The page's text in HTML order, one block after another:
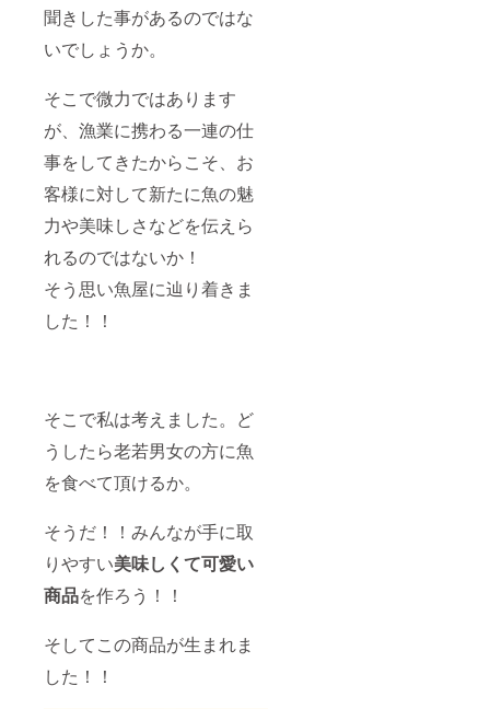
聞きした事があるのではな
いでしょうか。
そこで微力ではあります
が、漁業に携わる一連の仕
事をしてきたからこそ、お
客様に対して新たに魚の魅
力や美味しさなどを伝えら
れるのではないか！
そう思い魚屋に辿り着きま
した！！
そこで私は考えました。ど
うしたら老若男女の方に魚
を食べて頂けるか。
そうだ！！みんなが手に取
りやすい美味しくて可愛い
商品を作ろう！！
そしてこの商品が生まれま
した！！